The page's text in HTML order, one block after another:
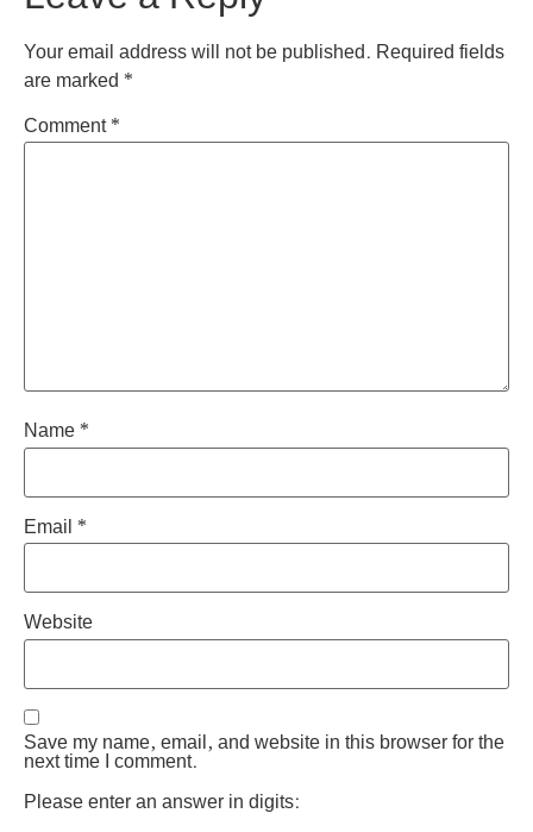
Your email address will not be published. Required fields
are marked *
Comment*
Name *
Email *
Website
Save my name, email, and website in this browser for the
next time I comment.
Please enter an answer in digits: